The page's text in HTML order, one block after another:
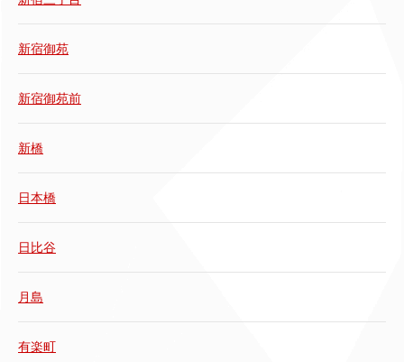
新宿御苑
新宿御苑前
新橋
日本橋
日比谷
月島
有楽町